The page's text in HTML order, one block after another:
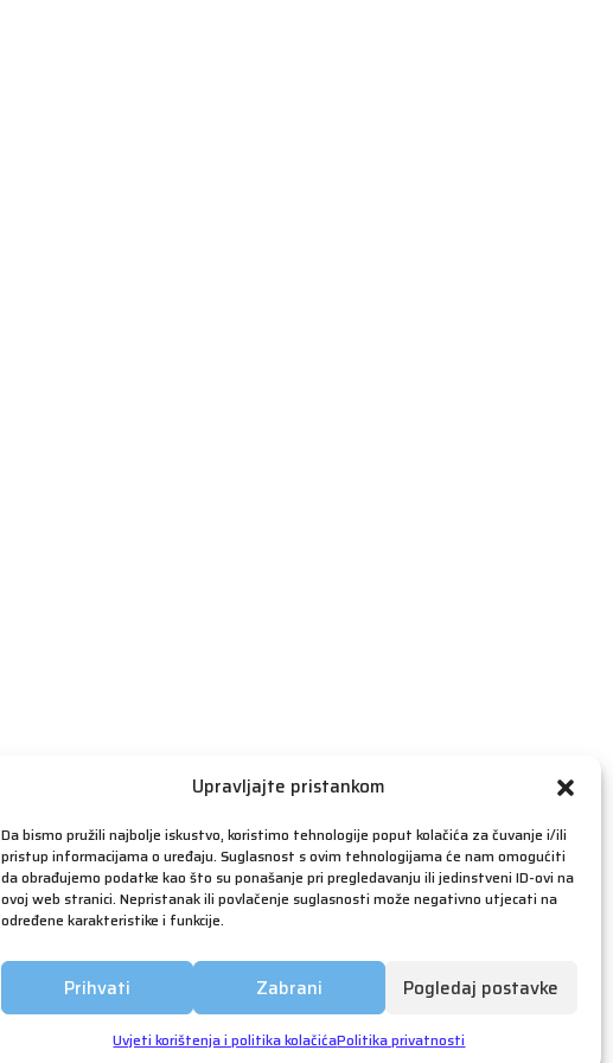
Upravljajte pristankom
Da bismo pružili najbolje iskustvo, koristimo tehnologije poput kolačića za čuvanje i/ili
pristup informacijama o uređaju. Suglasnost s ovim tehnologijama će nam omogućiti
da obrađujemo podatke kao što su ponašanje pri pregledavanju ili jedinstveni ID-ovi na
ovoj web stranici. Nepristanak ili povlačenje suglasnosti može negativno utjecati na
određene karakteristike i funkcije.
Prihvati Zabrani Pogledaj postavke
Uvjeti korištenja i politika kolačićaPolitika privatnosti
rujan 2018
srpanj 2018
lipanj 2018
svibanj 2018
ožujak 2018
siječanj 2018
prosinac 2017